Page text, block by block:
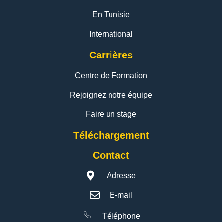
En Tunisie
International
Carrières
Centre de Formation
Rejoignez notre équipe
Faire un stage
Téléchargement
Contact
Adresse
E-mail
Téléphone